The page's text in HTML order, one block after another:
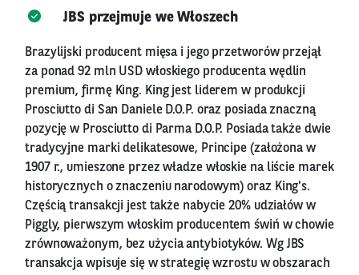
JBS przejmuje we Włoszech
Brazylijski producent mięsa i jego przetworów przejął
za ponad 92 mln USD włoskiego producenta wędlin
premium, firmę King. King jest liderem w produkcji
Prosciutto di San Daniele D.O.P. oraz posiada znaczną
pozycję w Prosciutto di Parma D.O.P. Posiada także dwie
tradycyjne marki delikatesowe, Principe (założona w
1907 r., umieszone przez władze włoskie na liście marek
historycznych o znaczeniu narodowym) oraz King's.
Częścią transakcji jest także nabycie 20% udziałów w
Piggly, pierwszym włoskim producentem świń w chowie
zrównoważonym, bez użycia antybiotyków. Wg JBS
transakcja wpisuje się w strategię wzrostu w obszarach